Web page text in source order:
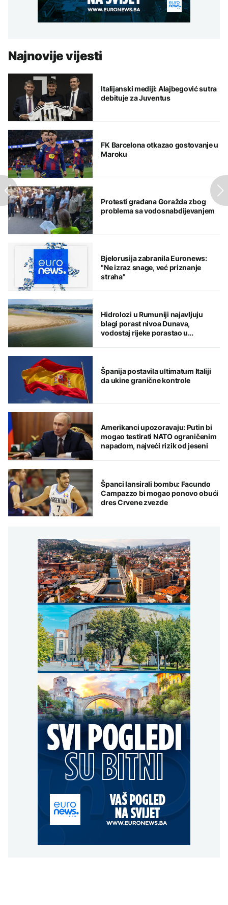
Najnovije vijesti
Italijanski mediji: Alajbegović sutra
debituje za Juventus
FK Barcelona otkazao gostovanje u
Maroku
Protesti građana Goražda zbog
problema sa vodosnabdijevanjem
Bjelorusija zabranila Euronews:
"Ne izraz snage, već priznanje
straha"
Hidrolozi u Rumuniji najavljuju
blagi porast nivoa Dunava,
vodostaj rijeke porastao u
Španija postavila ultimatum Italiji
da ukine granične kontrole
Amerikanci upozoravaju: Putin bi
mogao testirati NATO ograničenim
napadom, najveći rizik od jeseni
Španci lansirali bombu: Facundo
Campazzo bi mogao ponovo obući
dres Crvene zvezde